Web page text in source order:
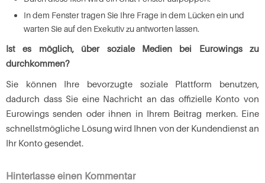
In dem Fenster tragen Sie Ihre Frage in dem Lücken ein und
warten Sie auf den Exekutiv zu antworten lassen.
Ist es möglich, über soziale Medien bei Eurowings zu
durchkommen?
Sie können Ihre bevorzugte soziale Plattform benutzen,
dadurch dass Sie eine Nachricht an das offizielle Konto von
Eurowings senden oder ihnen in Ihrem Beitrag merken. Eine
schnellstmögliche Lösung wird Ihnen von der Kundendienst an
Ihr Konto gesendet.
Hinterlasse einen Kommentar